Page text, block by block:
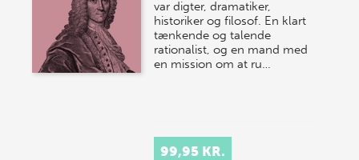
var digter, dramatiker,
historiker og filosof. En klart
tænkende og talende
rationalist, og en mand med
en mission om at ru…
99,95 KR.